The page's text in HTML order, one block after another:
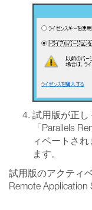
試用版が正し
「Parallels
ィベートさ
ます。
試用版のアクティ
Remote Application